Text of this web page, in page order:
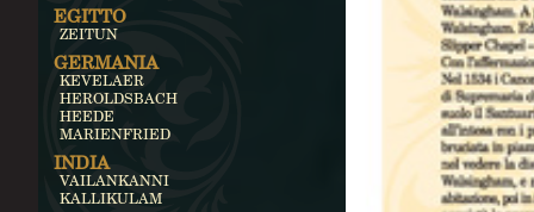
EGITTO
ZEITUN
GERMANIA
KEVELAER
HEROLDSBACH
HEEDE
MARIENFRIED
INDIA
VAILANKANNI
KALLIKULAM